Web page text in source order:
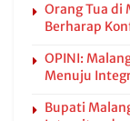
Orang Tua di
Berharap
OPINI:
Menuju
Bupati